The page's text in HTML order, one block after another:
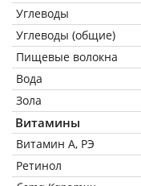
Углеводы
Углеводы (общие)
Пищевые волокна
Вода
Зола
Витамины
Витамин А, РЭ
Ретинол